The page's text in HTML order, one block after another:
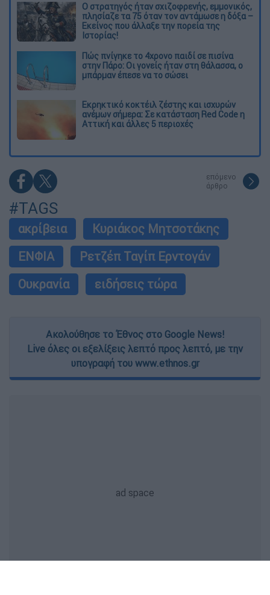
O στρατηγός ήταν σχιζοφρενής, εμμονικός,
πλησίαζε τα 75 όταν τον αντάμωσε η δόξα –
Εκείνος που άλλαξε την πορεία της
Ιστορίας!
Πώς πνίγηκε το 4χρονο παιδί σε πισίνα
στην Πάρο: Οι γονείς ήταν στη θάλασσα, ο
μπάρμαν έπεσε να το σώσει
Εκρηκτικό κοκτέιλ ζέστης και ισχυρών
ανέμων σήμερα: Σε κατάσταση Red Code η
Αττική και άλλες 5 περιοχές
επόμενο
άρθρο
#TAGS
ακρίβεια
Κυριάκος Μητσοτάκης
ΕΝΦΙΑ
Ρετζέπ Ταγίπ Ερντογάν
Ουκρανία
ειδήσεις τώρα
Ακολούθησε το Έθνος στο Google News!
Live όλες οι εξελίξεις λεπτό προς λεπτό, με την
υπογραφή του www.ethnos.gr